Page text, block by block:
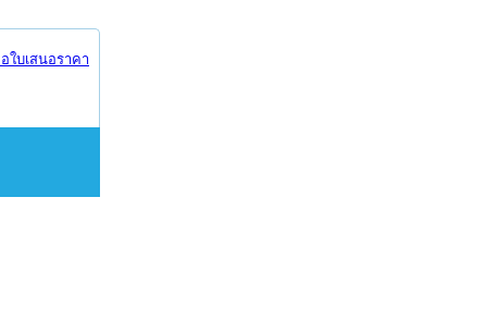
บเสนอราคา